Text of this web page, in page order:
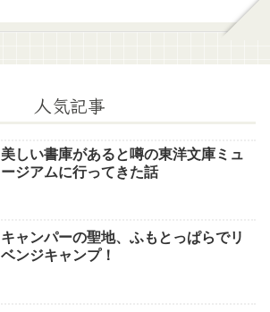
人気記事
美しい書庫があると噂の東洋文庫ミュ
ージアムに行ってきた話
キャンパーの聖地、ふもとっぱらでリ
ベンジキャンプ！